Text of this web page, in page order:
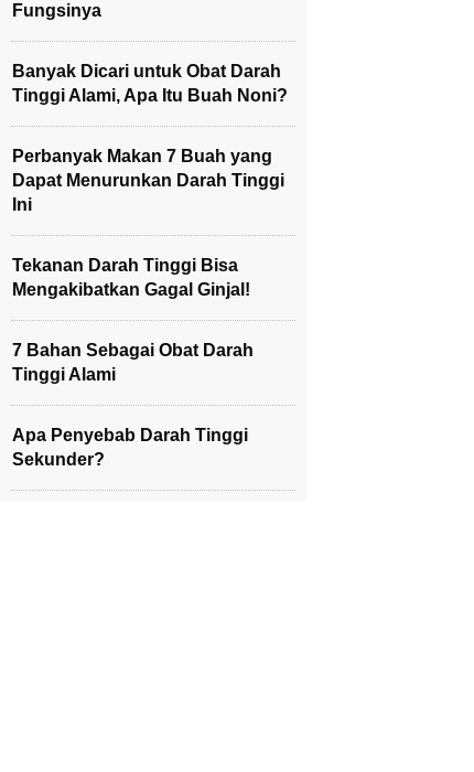
Fungsinya
Banyak Dicari untuk Obat Darah
Tinggi Alami, Apa Itu Buah Noni?
Perbanyak Makan 7 Buah yang
Dapat Menurunkan Darah Tinggi
Ini
Tekanan Darah Tinggi Bisa
Mengakibatkan Gagal Ginjal!
7 Bahan Sebagai Obat Darah
Tinggi Alami
Apa Penyebab Darah Tinggi
Sekunder?